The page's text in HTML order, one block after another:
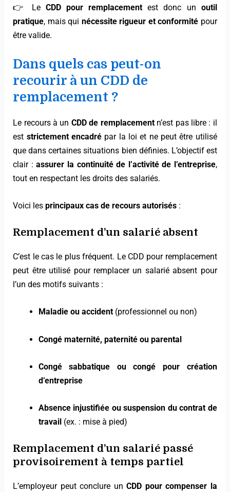
👉 Le CDD pour remplacementest donc un outil
pratique, mais qui nécessite rigueur et conformité pour
être valide.
Dans quels cas peut-on
recourir à un CDD de
remplacement ?
Le recours à un CDD de remplacementn’est pas libre : il
est strictement encadrépar la loi et ne peut être utilisé
que dans certaines situations bien définies. L’objectif est
clair :assurer la continuité de l’activité de l’entreprise,
tout en respectant les droits des salariés.
Voici lesprincipaux cas de recours autorisés :
Remplacement d’un salarié absent
C’est le cas le plus fréquent. Le CDD pour remplacement
peut être utilisé pour remplacer un salarié absent pour
l’un des motifs suivants :
Maladie ou accident(professionnel ou non)
Congé maternité, paternité ou parental
Congé sabbatique ou congé pour création
d’entreprise
Absence injustifiée ou suspension du contrat de
travail(ex. : mise à pied)
Remplacement d’un salarié passé
provisoirement à temps partiel
L’employeur peut conclure unCDD pour compenser la